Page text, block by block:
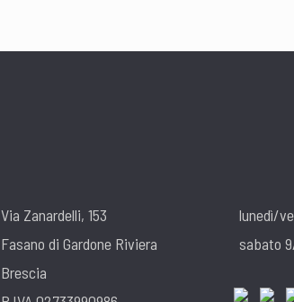
Via Zanardelli, 153
Fasano di Gardone Riviera
Brescia
lunedì/
sabato